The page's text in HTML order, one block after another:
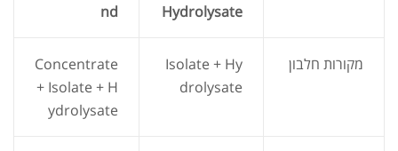
Hydrolysate
nd
מקורות חלבון
Isolate + Hy
drolysate
Concentrate
+ Isolate + H
ydrolysate